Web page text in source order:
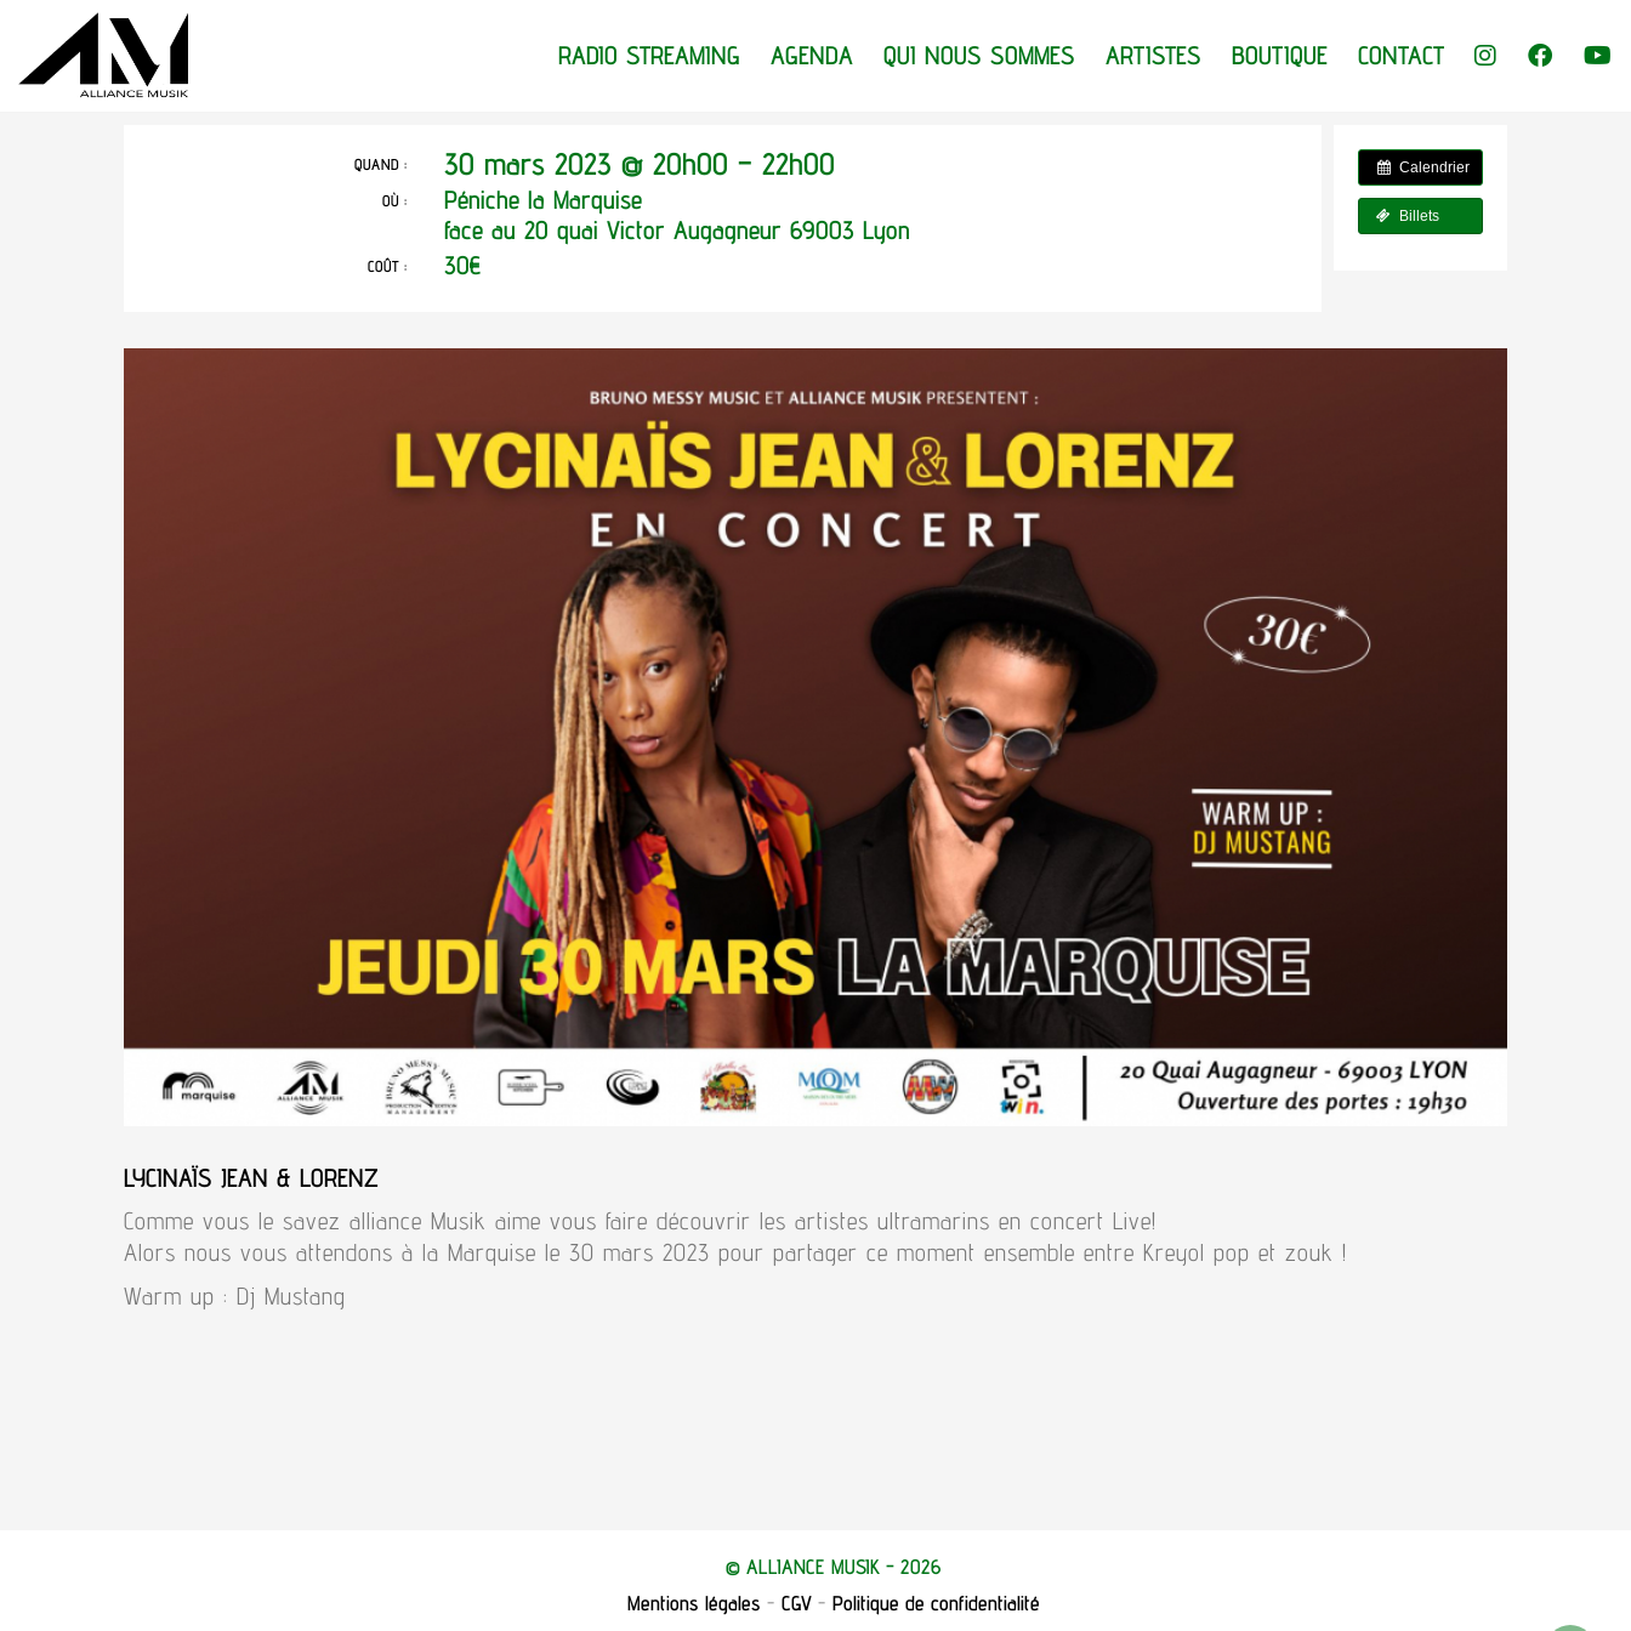
RADIO STREAMING AGENDA QUI NOUS SOMMES ARTISTES BOUTIQUE CONTACT
Calendrier
Billets
QUAND : 30 mars 2023 @ 20h00 – 22h00
OÙ :
Péniche la Marquise
face au 20 quai Victor Augagneur 69003 Lyon
COÛT : 30€
LYCINAÏS JEAN & LORENZ
Comme vous le savez alliance Musik aime vous faire découvrir les artistes ultramarins en concert Live!
Alors nous vous attendons à la Marquise le 30 mars 2023 pour partager ce moment ensemble entre Kreyol pop et zouk !
Warm up : Dj Mustang
© ALLIANCE MUSIK - 2026
Mentions légales - CGV - Politique de confidentialité